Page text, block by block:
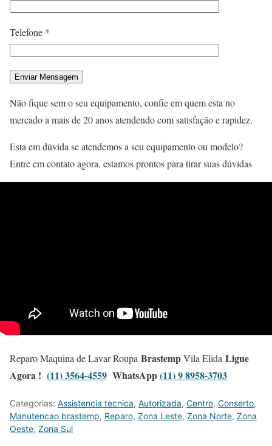
Telefone *
Não fique sem o seu equipamento, confie em quem esta no
mercado a mais de 20 anos atendendo com satisfação e rapidez.
Esta em dúvida se atendemos a seu equipamento ou modelo?
Entre em contato agora, estamos prontos para tirar suas dúvidas
Reparo Maquina de Lavar Roupa BrastempVila Elida Ligue
Agora ! (11) 3564-4559 WhatsApp(11) 9 8958-3703
Categorias: Assistencia tecnica, Autorizada, Centro, Conserto,
Manutencao brastemp, Reparo, Zona Leste, Zona Norte, Zona
Oeste, Zona Sul